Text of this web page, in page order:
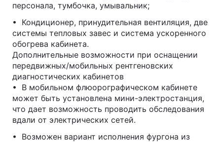
персонала, тумбочка, умывальник;
• Кондиционер, принудительная вентиляция, две
системы тепловых завес и система ускоренного
обогрева кабинета.
Дополнительные возможности при оснащении
передвижных/мобильных рентгеновских
диагностических кабинетов
• В мобильном флюорографическом кабинете
может быть установлена мини-электростанция,
что дает возможность проводить обследования
вдали от электрических сетей.
• Возможен вариант исполнения фургона из